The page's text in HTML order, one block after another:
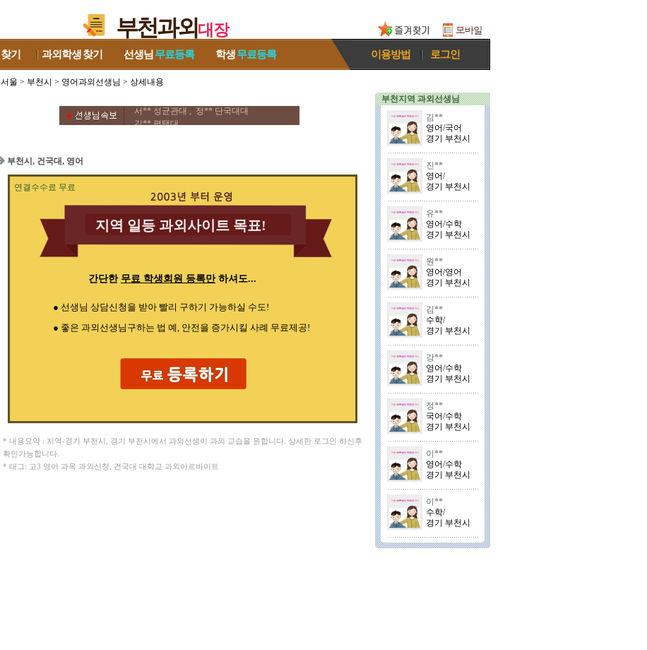
부천과외대장
찾기 과외학생찾기 선생님 무료등록 학생무료등록 이용방법 로그인
서울 > 부천시 > 영어과외선생님 > 상세내용
서** 성균관대 , 정** 단국대대
김** 평택대 ,
부천시, 건국대, 영어
연결수수료 무료
지역 일등 과외사이트 목표!
간단한 무료 학생회원 등록만하셔도...
● 선생님 상담신청을 받아 빨리 구하기 가능하실 수도!
● 좋은 과외선생님구하는 법 예, 안전을 증가시킬 사례 무료제공!
* 내용요약 : 지역-경기 부천시, 경기 부천시에서 과외선생이 과외 교습을 원합니다. 상세한 로그인 하신후
확인가능합니다.
* 태그: 고3 영어 과목 과외신청, 건국대 대학교 과외아르바이트
부천지역 과외선생님
김**
영어/국어
경기 부천시
진**
영어/
경기 부천시
유**
영어/수학
경기 부천시
원**
영어/영어
경기 부천시
김**
수학/
경기 부천시
강**
영어/수학
경기 부천시
정**
국어/수학
경기 부천시
이**
영어/수학
경기 부천시
이**
수학/
경기 부천시